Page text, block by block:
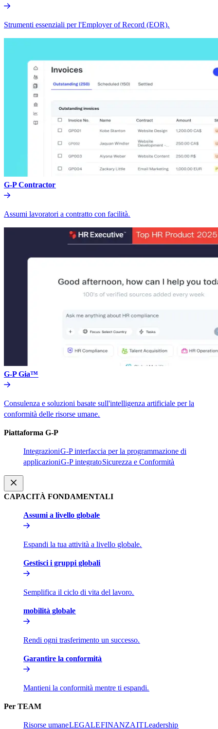
Strumenti essenziali per l'Employer of Record (EOR).​​
G-P Contractor​​
Assumi lavoratori a contratto con facilità.​​
G-P Gia™​​
Consulenza e soluzioni basate sull'intelligenza artificiale per la
conformità delle risorse umane.​​
Piattaforma G-P​​
Integrazioni​​G-P interfaccia per la programmazione di
applicazioni​​G-P integrato​​Sicurezza e Conformità​​
CAPACITÀ FONDAMENTALI​​
Assumi a livello globale​​
Espandi la tua attività a livello globale.​​
Gestisci i gruppi globali​​
Semplifica il ciclo di vita del lavoro.​​
mobilità globale​​
Rendi ogni trasferimento un successo.​​
Garantire la conformità​​
Mantieni la conformità mentre ti espandi.​​
Per TEAM​​
Risorse umane​​LEGALE​​FINANZA​​IT​​Leadership​​